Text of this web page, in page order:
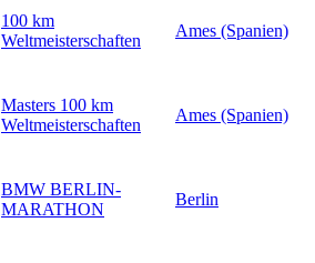
100 km
Weltmeisterschaften
Ames (Spanien)
Masters 100 km
Weltmeisterschaften
Ames (Spanien)
BMW BERLIN-
MARATHON
Berlin